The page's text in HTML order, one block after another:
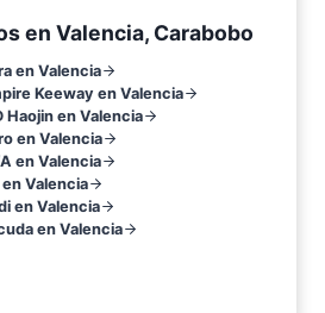
en Valencia, Carabobo
en Valencia
Keeway en Valencia
Haojin en Valencia
en Valencia
en Valencia
Valencia
en Valencia
en Valencia